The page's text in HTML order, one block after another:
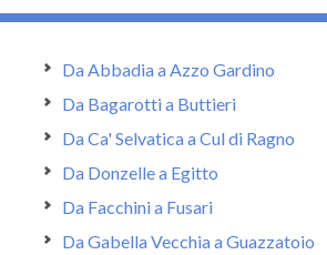
Da Abbadia a Azzo Gardino
Da Bagarotti a Buttieri
Da Ca' Selvatica a Cul di Ragno
Da Donzelle a Egitto
Da Facchini a Fusari
Da Gabella Vecchia a Guazzatoio